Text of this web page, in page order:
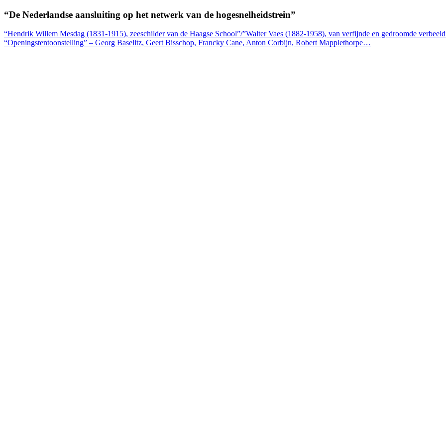
“De Nederlandse aansluiting op het netwerk van de hogesnelheidstrein”
Berichtnavigatie
“Hendrik Willem Mesdag (1831-1915), zeeschilder van de Haagse School”/”Walter Vaes (1882-1958), van verfijnde en gedroomde
“Openingstentoonstelling” – Georg Baselitz, Geert Bisschop, Francky Cane, Anton Corbijn, Robert Mapplethorpe…